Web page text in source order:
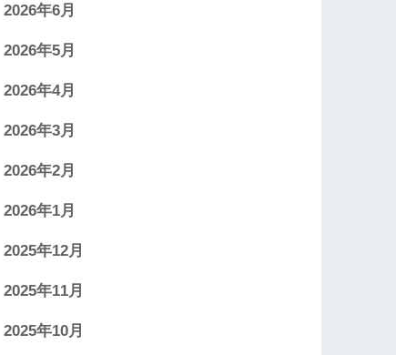
2026年6月
2026年5月
2026年4月
2026年3月
2026年2月
2026年1月
2025年12月
2025年11月
2025年10月